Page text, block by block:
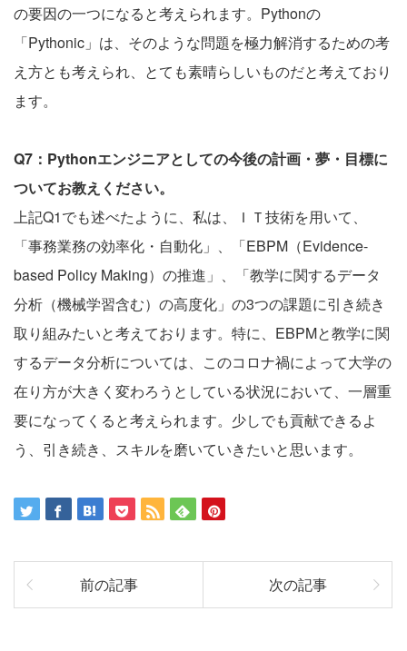
の要因の一つになると考えられます。Pythonの
「Pythonic」は、そのような問題を極力解消するための考
え方とも考えられ、とても素晴らしいものだと考えており
ます。
Q7：Pythonエンジニアとしての今後の計画・夢・目標に
ついてお教えください。
上記Q1でも述べたように、私は、ＩＴ技術を用いて、
「事務業務の効率化・自動化」、「EBPM（Evidence-
based Policy Making）の推進」、「教学に関するデータ
分析（機械学習含む）の高度化」の3つの課題に引き続き
取り組みたいと考えております。特に、EBPMと教学に関
するデータ分析については、このコロナ禍によって大学の
在り方が大きく変わろうとしている状況において、一層重
要になってくると考えられます。少しでも貢献できるよ
う、引き続き、スキルを磨いていきたいと思います。
前の記事 次の記事